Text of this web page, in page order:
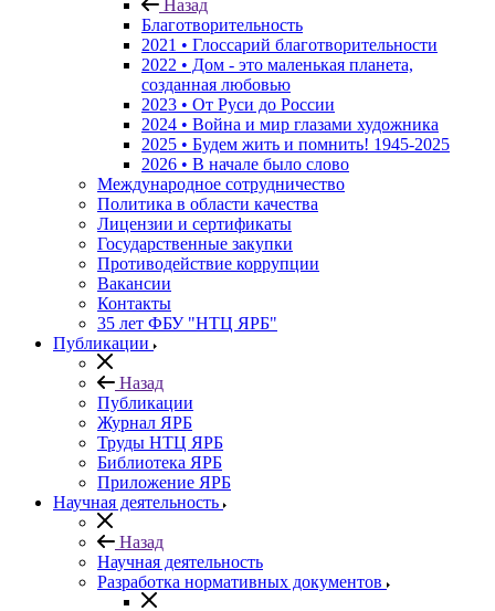
Назад
Благотворительность
2021 • Глоссарий благотворительности
2022 • Дом - это маленькая планета,
созданная любовью
2023 • От Руси до России
2024 • Война и мир глазами художника
2025 • Будем жить и помнить! 1945-2025
2026 • В начале было слово
Международное сотрудничество
Политика в области качества
Лицензии и сертификаты
Государственные закупки
Противодействие коррупции
Вакансии
Контакты
35 лет ФБУ "НТЦ ЯРБ"
Публикации
Назад
Публикации
Журнал ЯРБ
Труды НТЦ ЯРБ
Библиотека ЯРБ
Приложение ЯРБ
Научная деятельность
Назад
Научная деятельность
Разработка нормативных документов